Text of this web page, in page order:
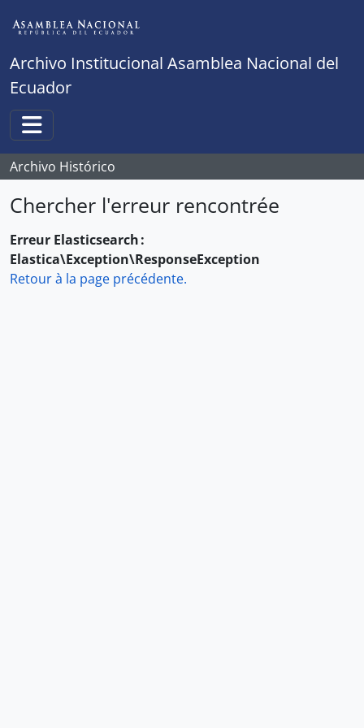
Archivo Institucional Asamblea Nacional del
Ecuador
Toggle navigation
Archivo Histórico
Chercher l'erreur rencontrée
Erreur Elasticsearch :
Elastica\Exception\ResponseException
Retour à la page précédente.